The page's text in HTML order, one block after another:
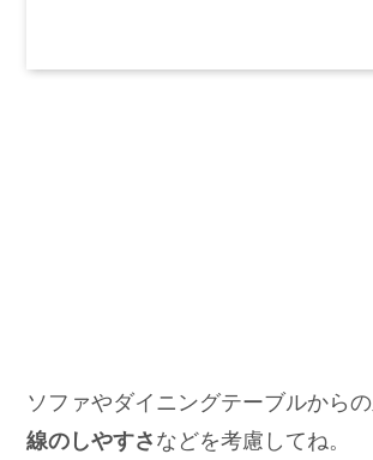
ソファやダイニングテーブルからの
線のしやすさ などを考慮してね。